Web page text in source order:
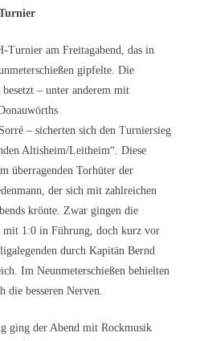
Turnier am Freitagabend, das in
gipfelte. Die
– unter anderem mit
– sicherten sich den Turniersieg
Altisheim/Leitheim“. Diese
überragenden Torhüter der
der sich mit zahlreichen
krönte. Zwar gingen die
mit 1:0 in Führung, doch kurz vor
durch Kapitän Bernd
Im Neunmeterschießen behielten
die besseren Nerven.
ging der Abend mit Rockmusik